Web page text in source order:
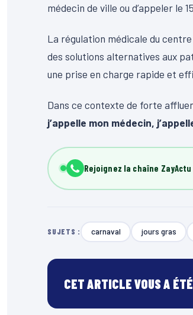
médecin de ville ou d’appeler le
La régulation médicale du
des solutions alternatives aux
une prise en charge rapide et
Dans ce contexte de forte
j’appelle mon médecin,
Rejoignez la chaîne ZayActu
SUJETS : carnaval jours gras
CET ARTICLE VOUS A